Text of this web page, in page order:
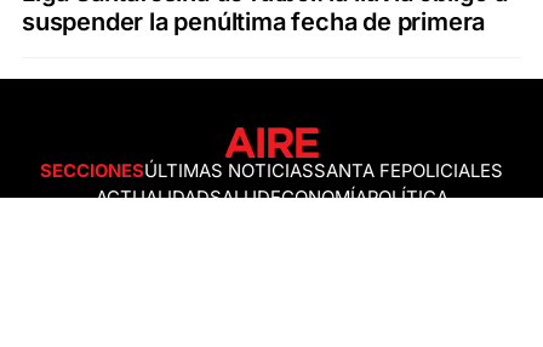
suspender la penúltima fecha de primera
SECCIONESÚLTIMAS NOTICIASSANTA FEPOLICIALES
ACTUALIDADSALUDECONOMÍAPOLÍTICA